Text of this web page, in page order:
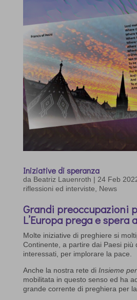
Iniziative di speranza
da Beatriz Lauenroth | 24 Feb
riflessioni ed interviste
News
Grandi preoccupazioni
L’Europa prega e spera
Molte iniziative di preghiere si
Continente, a partire dai Paesi più
interessati, per implorare la pace.
Anche la nostra rete di Insieme
mobilitata in questo senso ed ha
grande corrente di preghiera per la